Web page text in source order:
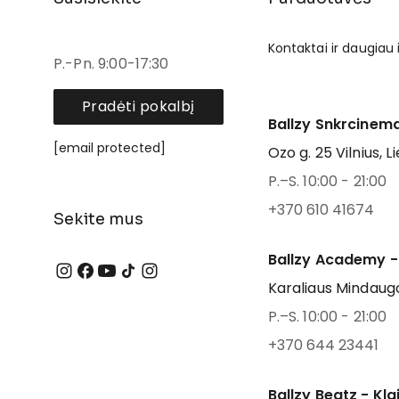
P.-Pn. 9:00-17:30
Pradėti pokalbį
[email protected]
Sekite mus
Kontaktai ir
Ballzy
Ozo g. 25 Vilnius,
P.–S. 10:00 - 21:00
+370 610 41674
Ballzy Academy
Karaliaus
P.–S. 10:00 - 21:00
+370 644 23441